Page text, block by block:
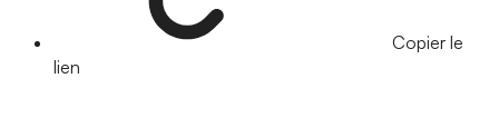
Copier le
lien